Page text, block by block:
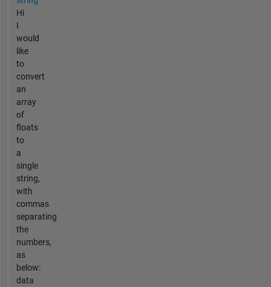
Hi
I
would
like
to
convert
an
array
of
floats
to
a
single
string,
with
commas
separating
the
numbers,
as
below:
data